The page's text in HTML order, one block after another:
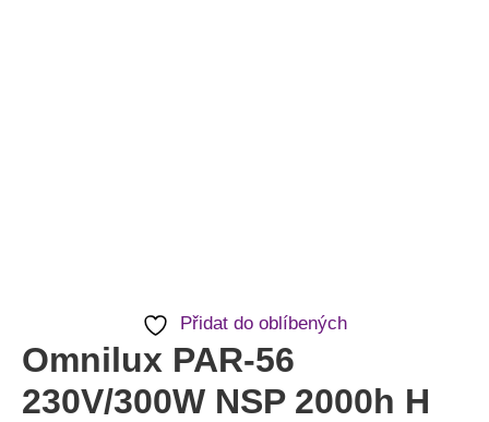
Přidat do oblíbených
Omnilux PAR-56
230V/300W NSP 2000h H